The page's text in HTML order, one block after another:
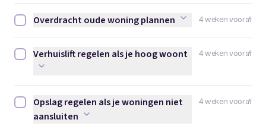
4 weken vooraf
Overdracht oude woning plannen afvinken
Overdracht oude woning plannen
4 weken vooraf
Verhuislift regelen als je hoog woont afvinken
Verhuislift regelen als je hoog woont
4 weken vooraf
Opslag regelen als je woningen niet aansluiten afvinken
Opslag regelen als je woningen niet
aansluiten